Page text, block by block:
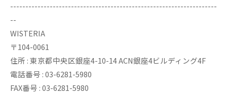
--------------------------------------------------------------------
--
WISTERIA
〒104-0061
住所 : 東京都中央区銀座4-10-14 ACN銀座4ビルディング4F
電話番号 : 03-6281-5980
FAX番号 : 03-6281-5980